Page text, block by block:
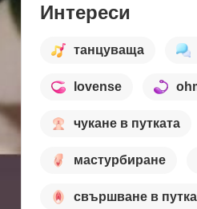
Интереси
танцуваща
lovense
чукане в путката
мастурбиране
свършване в путка